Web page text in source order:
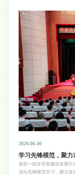
2026-06-30
学习先锋模范，聚
表彰大会
表彰一批在学校建设发展
员向先锋模范学习，聚力攻